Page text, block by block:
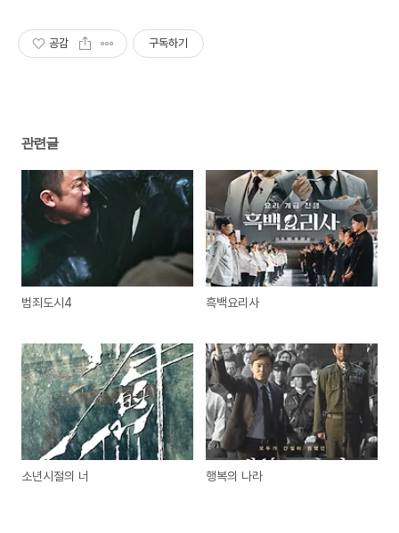
공감 구독하기
관련글
범죄도시4 흑백요리사
소년시절의 너 행복의 나라